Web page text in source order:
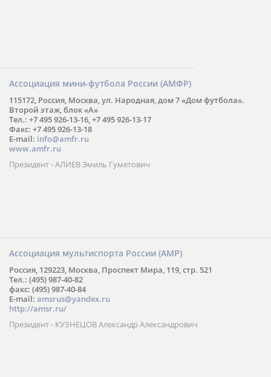
Ассоциация мини-футбола России (АМФР)
115172, Россия, Москва, ул. Народная, дом 7 «Дом футбола».
Второй этаж, блок «А»
Тел.: +7 495 926-13-16, +7 495 926-13-17
Факс: +7 495 926-13-18
E-mail: info@amfr.ru
www.amfr.ru
Президент - АЛИЕВ Эмиль Гуметович
Ассоциация мультиспорта России (АМР)
Россия, 129223, Москва, Проспект Мира, 119, стр. 521
Тел.: (495) 987-40-82
факс: (495) 987-40-84
E-mail: amsrus@yandex.ru
http://amsr.ru/
Президент - КУЗНЕЦОВ Александр Александрович